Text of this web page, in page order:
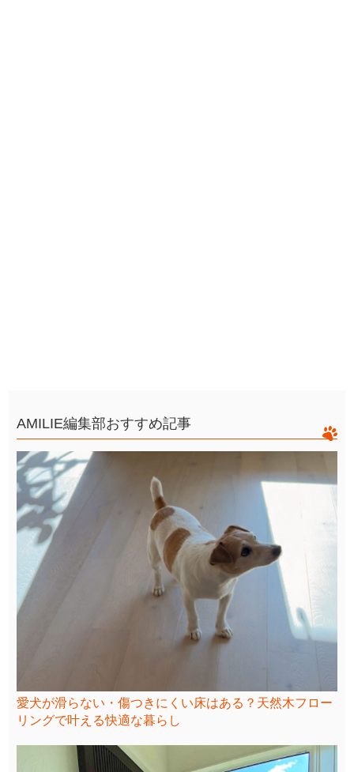
AMILIE編集部おすすめ記事
愛犬が滑らない・傷つきにくい床はある？天然木フロー
リングで叶える快適な暮らし